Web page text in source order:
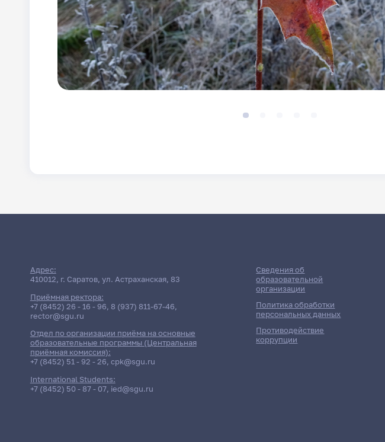
Адрес:
410012, г. Саратов, ул. Астраханская, 83
Приёмная ректора:
+7 (8452) 26 - 16 - 96, 8 (937) 811-67-46,
rector@sgu.ru
Отдел по организации приёма на основные
образовательные программы (Центральная
приёмная комиссия):
+7 (8452) 51 - 92 - 26, cpk@sgu.ru
International Students:
+7 (8452) 50 - 87 - 07, ied@sgu.ru
Сведения об
образовательной
организации
Политика обработки
персональных данных
Противодействие
коррупции